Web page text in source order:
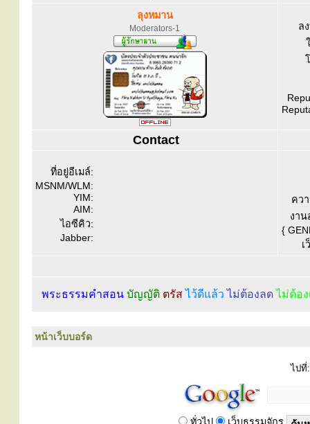
ลุงหมาน
Moderators-1
ล
Contact
ที่อยู่อีเมล์:
MSNM/WLM:
YIM:
AIM:
ไอซีคิว:
Jabber:
คว
งาน
{
เ
พระธรรมคำสอน บัญญัติ ตรัสไว้ดีแล้วไม่ต้องลดไม่ต้อ
หน้าเว็บบอร์ด
ไปที่: